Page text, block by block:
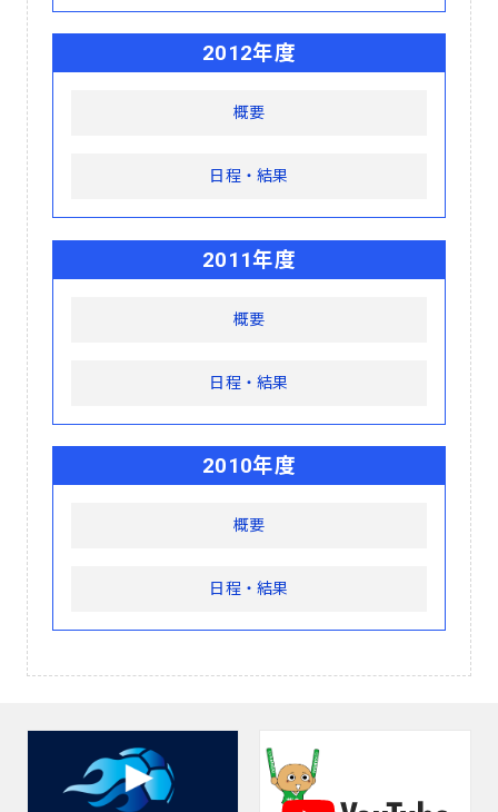
2012年度
概要
日程・結果
2011年度
概要
日程・結果
2010年度
概要
日程・結果